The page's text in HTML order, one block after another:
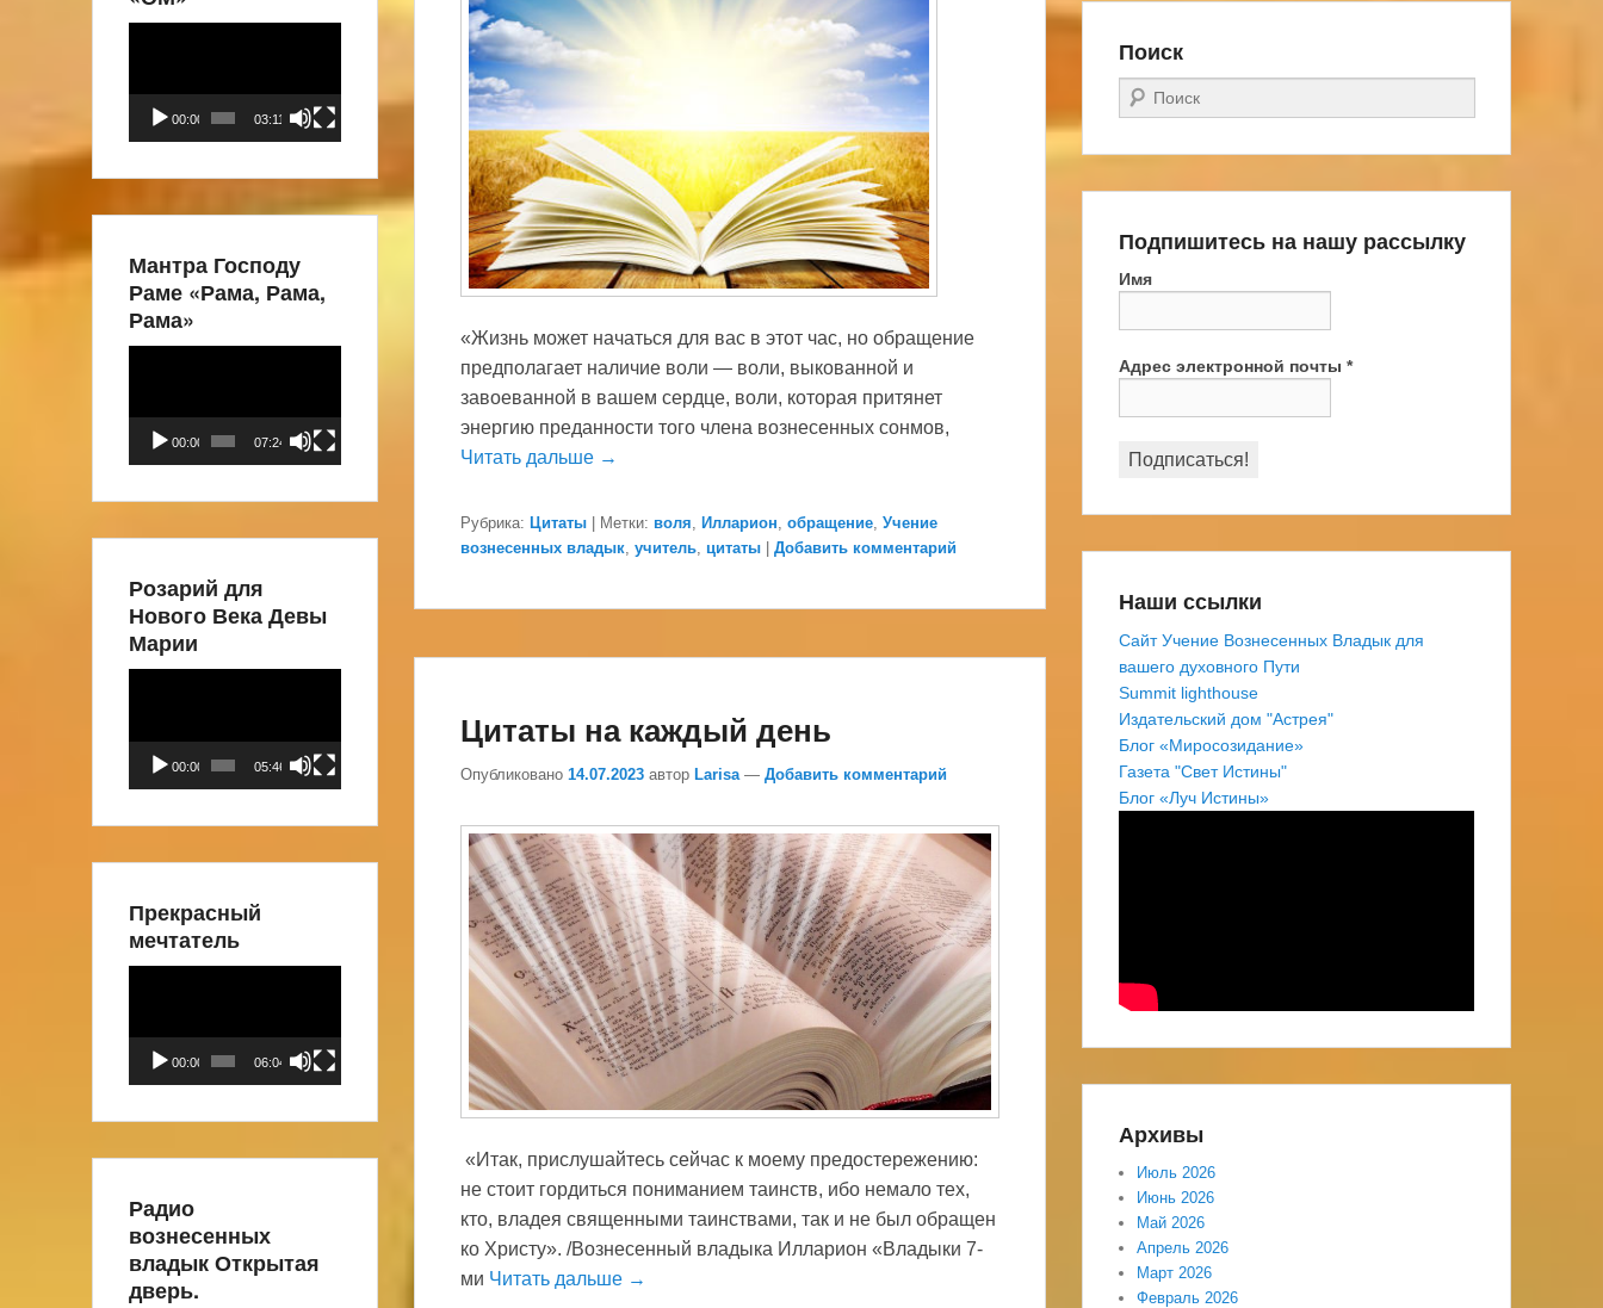
«Жизнь может начаться для вас в этот час, но обращение
предполагает наличие воли — воли, выкованной и
завоеванной в вашем сердце, воли, которая притянет
энергию преданности того члена вознесенных сонмов,
Читать дальше →
Рубрика: Цитаты Метки: воля Илларион обращение Учение
вознесенных владык учитель цитаты Добавить комментарий
Цитаты на каждый день
Опубликовано 14.07.2023 автор Larisa — Добавить комментарий
«Итак, прислушайтесь сейчас к моему предостережению:
не стоит гордиться пониманием таинств, ибо немало тех,
кто, владея священными таинствами, так и не был обращен
ко Христу». /Вознесенный владыка Илларион «Владыки 7-
ми Читать дальше →
Поиск
Поиск
Подпишитесь на нашу рассылку
Имя
Адрес электронной почты *
Наши ссылки
Сайт Учение Вознесенных Владык для
вашего духовного Пути
Summit lighthouse
Издательский дом "Астрея"
Блог «Миросозидание»
Газета "Свет Истины"
Блог «Луч Истины»
Архивы
Июль 2026
Июнь 2026
Май 2026
Апрель 2026
Март 2026
Февраль 2026
00:00 03:11
Мантра Господу
Раме «Рама, Рама,
Рама»
00:00 07:24
Розарий для
Нового Века Девы
Марии
00:00 05:46
Прекрасный
мечтатель
00:00 06:04
Радио
вознесенных
владык Открытая
дверь.